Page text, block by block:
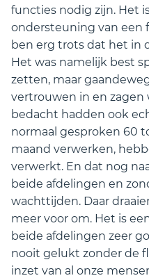
functies nodig zijn. Het
ondersteuning van een
ben erg trots dat het in
Het was namelijk best
zetten, maar
vertrouwen in en
bedacht hadden ook
normaal gesproken 60
maand verwerken,
verwerkt. En dat nog
beide afdelingen en
wachttijden. Daar
meer voor om. Het is
beide afdelingen zeer
nooit gelukt zonder de
inzet van al onze